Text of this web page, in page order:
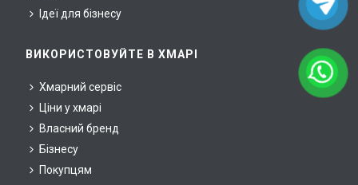
Ідеї для бізнесу
ВИКОРИСТОВУЙТЕ В ХМАРІ
Хмарний сервіс
Ціни у хмарі
Власний бренд
Бізнесу
Покупцям